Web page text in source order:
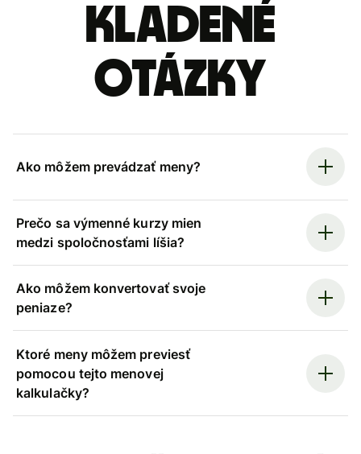
kladené
otázky
Ako môžem prevádzať meny?
Prečo sa výmenné kurzy mien
medzi spoločnosťami líšia?
Ako môžem konvertovať svoje
peniaze?
Ktoré meny môžem previesť
pomocou tejto menovej
kalkulačky?